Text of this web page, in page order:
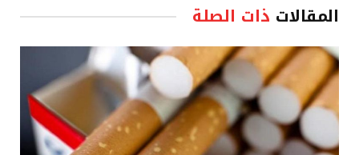
المقالات ذات الصلة